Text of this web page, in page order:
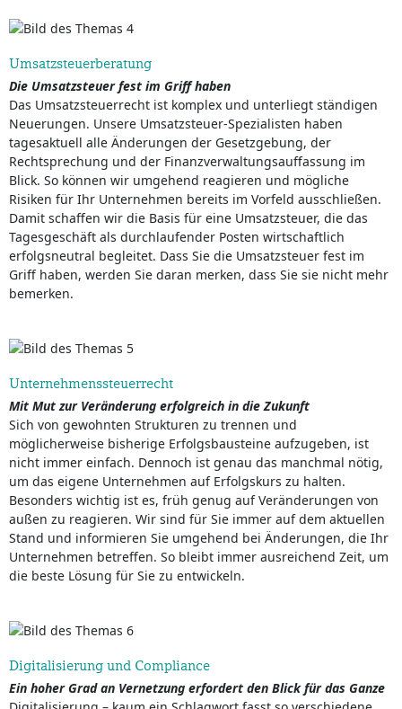
Umsatzsteuerberatung
Die Umsatzsteuer fest im Griff haben
Das Umsatzsteuerrecht ist komplex und unterliegt ständigen
Neuerungen. Unsere Umsatzsteuer-Spezialisten haben
tagesaktuell alle Änderungen der Gesetzgebung, der
Rechtsprechung und der Finanzverwaltungsauffassung im
Blick. So können wir umgehend reagieren und mögliche
Risiken für Ihr Unternehmen bereits im Vorfeld ausschließen.
Damit schaffen wir die Basis für eine Umsatzsteuer, die das
Tagesgeschäft als durchlaufender Posten wirtschaftlich
erfolgsneutral begleitet. Dass Sie die Umsatzsteuer fest im
Griff haben, werden Sie daran merken, dass Sie sie nicht mehr
bemerken.
Unternehmenssteuerrecht
Mit Mut zur Veränderung erfolgreich in die Zukunft
Sich von gewohnten Strukturen zu trennen und
möglicherweise bisherige Erfolgsbausteine aufzugeben, ist
nicht immer einfach. Dennoch ist genau das manchmal nötig,
um das eigene Unternehmen auf Erfolgskurs zu halten.
Besonders wichtig ist es, früh genug auf Veränderungen von
außen zu reagieren. Wir sind für Sie immer auf dem aktuellen
Stand und informieren Sie umgehend bei Änderungen, die Ihr
Unternehmen betreffen. So bleibt immer ausreichend Zeit, um
die beste Lösung für Sie zu entwickeln.
Digitalisierung und Compliance
Ein hoher Grad an Vernetzung erfordert den Blick für das Ganze